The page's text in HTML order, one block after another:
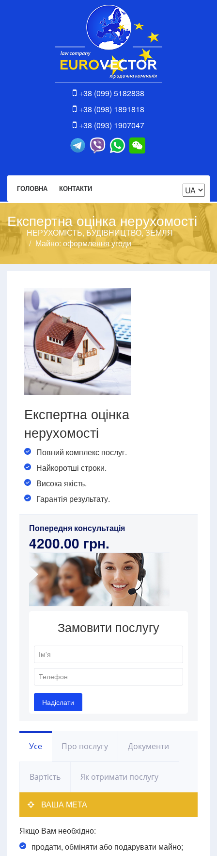
+38 (099) 5182838
+38 (098) 1891818
+38 (093) 1907047
ГОЛОВНА КОНТАКТИ
Експертна оцінка нерухомості
НЕРУХОМІСТЬ, БУДІВНИЦТВО, ЗЕМЛЯ
Майно: оформлення угоди
Експертна оцінка
нерухомості
Повний комплекс послуг.
Найкоротші строки.
Висока якість.
Гарантія результату.
Попередня консультація
4200.00 грн.
Усе Про послугу Документи
Вартість Як отримати послугу
ВАША МЕТА
Якщо Вам необхідно:
продати, обміняти або подарувати майно;